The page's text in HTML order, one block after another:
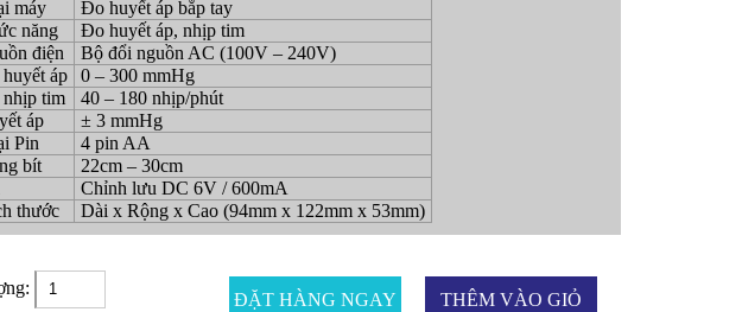
máy
Đo huyết áp bắp tay
năng
Đo huyết áp, nhịp tim
điện
Bộ đổi nguồn AC (100V – 240V)
áp
0 – 300 mmHg
tim
40 – 180 nhịp/phút
áp
± 3 mmHg
Pin
4 pin AA
bít
22cm – 30cm
Chỉnh lưu DC 6V / 600mA
thước
Dài x Rộng x Cao (94mm x 122mm x 53mm)
ĐẶT HÀNG NGAY THÊM VÀO GIỎ